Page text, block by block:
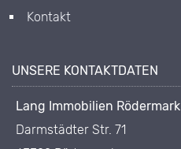
Kontakt
UNSERE KONTAKTDATEN
Lang Immobilien Rödermark
Darmstädter Str. 71